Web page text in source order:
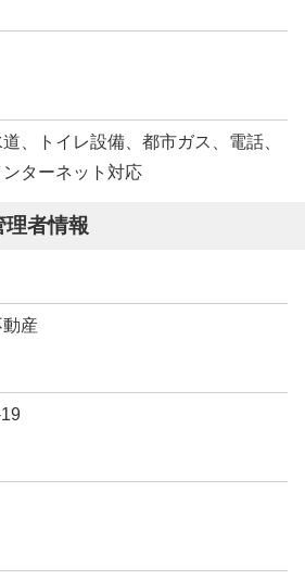
、トイレ設備、都市ガス、電話、
ターネット対応
理者情報
産